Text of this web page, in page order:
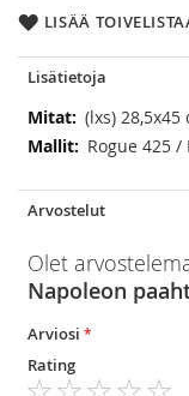
LISÄÄ
Lisätietoja
Lisätietoja(lxs) 28,5x45
Rogue 425
Arvostelut
Olet
Napoleon
Arviosi
Rating